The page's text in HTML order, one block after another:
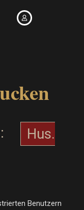
Hus.
Benutzern